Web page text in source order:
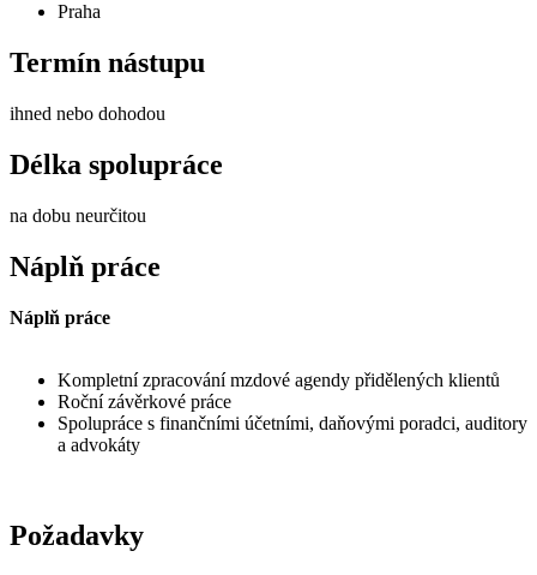
Praha
Termín nástupu
ihned nebo dohodou
Délka spolupráce
na dobu neurčitou
Náplň práce
Náplň práce
Kompletní zpracování mzdové agendy přidělených klientů
Roční závěrkové práce
Spolupráce s finančními účetními, daňovými poradci, auditory
a advokáty
Požadavky